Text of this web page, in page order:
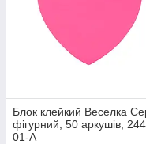
Блок клейкий Веселка
фігурний, 50 аркушів,
01-A